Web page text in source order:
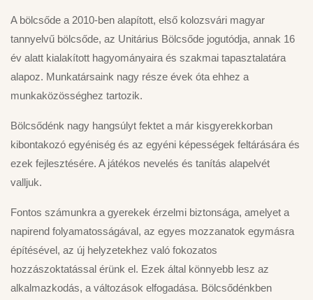
A bölcsőde a 2010-ben alapított, első kolozsvári magyar
tannyelvű bölcsőde, az Unitárius Bölcsőde jogutódja, annak 16
év alatt kialakított hagyományaira és szakmai tapasztalatára
alapoz. Munkatársaink nagy része évek óta ehhez a
munkaközösséghez tartozik.
Bölcsődénk nagy hangsúlyt fektet a már kisgyerekkorban
kibontakozó egyéniség és az egyéni képességek feltárására és
ezek fejlesztésére. A játékos nevelés és tanítás alapelvét
valljuk.
Fontos számunkra a gyerekek érzelmi biztonsága, amelyet a
napirend folyamatosságával, az egyes mozzanatok egymásra
építésével, az új helyzetekhez való fokozatos
hozzászoktatással érünk el. Ezek által könnyebb lesz az
alkalmazkodás, a változások elfogadása. Bölcsődénkben